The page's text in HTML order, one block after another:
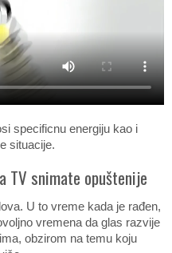
specificnu energiju kao i
situacije.
TV snimate opuštenije
U to vreme kada je rađen,
vremena da glas razvije
obzirom na temu koju